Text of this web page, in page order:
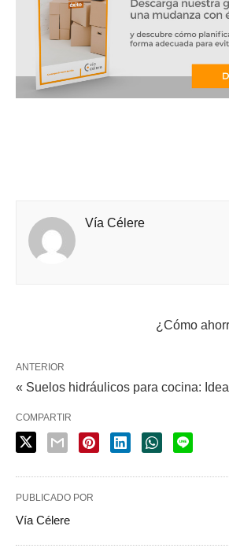
Vía Célere
¿Cómo
ANTERIOR
« Suelos hidráulicos para cocina:
COMPARTIR
PUBLICADO POR
Vía Célere